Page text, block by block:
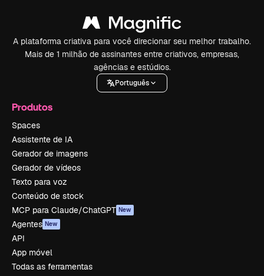
A plataforma criativa para você direcionar seu melhor trabalho.
Mais de 1 milhão de assinantes entre criativos, empresas,
agências e estúdios.
Português
Produtos
Spaces
Assistente de IA
Gerador de imagens
Gerador de vídeos
Texto para voz
Conteúdo de stock
MCP para Claude/ChatGPT New
Agentes New
API
App móvel
Todas as ferramentas